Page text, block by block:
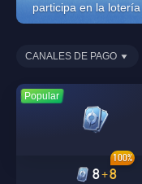
participa en la
CANALES DE PAGO
Popular
8+8
100%